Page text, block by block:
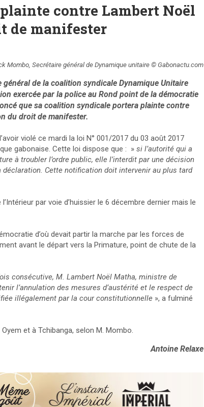
contre Lambert Noël
de manifester
Mombo, Secrétaire général de Dynamique unitaire © Gabonactu.com
de la coalition syndicale Dynamique Unitaire
exercée par la police au Rond point de la démocratie
que sa coalition syndicale portera plainte contre
du droit de manifester.
violé ce mardi la loi N° 001/2017 du 03 août 2017
gabonaise. Cette loi dispose que : » si l’autorité qui a
à troubler l’ordre public, elle l’interdit par une décision
Cette notification doit intervenir au plus tard
par voie d’huissier le 6 décembre dernier mais le
d’où devait partir la marche par les forces de
avant le départ vers la Primature, point de chute de la
consécutive, M. Lambert Noël Matha, ministre de
l’annulation des mesures d’austérité et le respect de
illégalement par la cour constitutionnelle », a fulminé
et à Tchibanga, selon M. Mombo.
Antoine Relaxe